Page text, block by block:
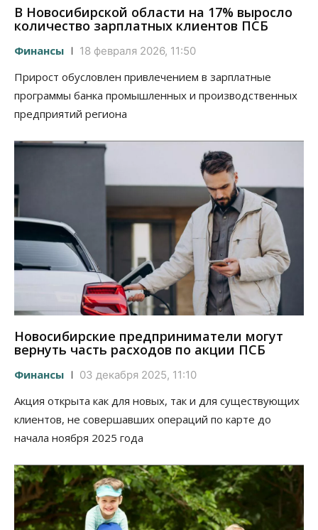
В Новосибирской области на 17% выросло
количество зарплатных клиентов ПСБ
Финансы 18 февраля 2026, 11:50
Прирост обусловлен привлечением в зарплатные
программы банка промышленных и производственных
предприятий региона
Новосибирские предприниматели могут
вернуть часть расходов по акции ПСБ
Финансы 03 декабря 2025, 11:10
Акция открыта как для новых, так и для существующих
клиентов, не совершавших операций по карте до
начала ноября 2025 года